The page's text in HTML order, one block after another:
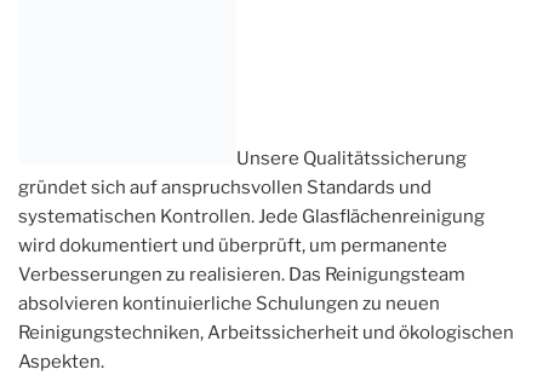
Unsere Qualitätssicherung
gründet sich auf anspruchsvollen Standards und
systematischen Kontrollen. Jede Glasflächenreinigung
wird dokumentiert und überprüft, um permanente
Verbesserungen zu realisieren. Das Reinigungsteam
absolvieren kontinuierliche Schulungen zu neuen
Reinigungstechniken, Arbeitssicherheit und ökologischen
Aspekten.